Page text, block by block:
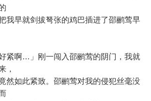
我早就剑拔弩张的鸡巴插进了邵鹂莺早
…」刚一闯入邵鹂莺的阴门，我就
，
然如此紧致。邵鹂莺对我的侵犯丝毫没